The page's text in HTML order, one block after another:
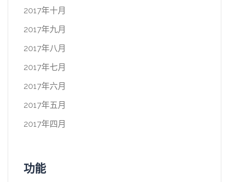
2017年十月
2017年九月
2017年八月
2017年七月
2017年六月
2017年五月
2017年四月
功能